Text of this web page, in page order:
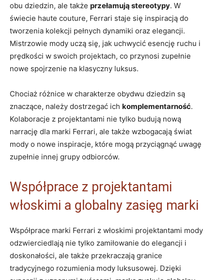
obu dziedzin,⁣ ale także​ przełamują stereotypy. W
⁤świecie haute couture, Ferrari‌ staje się inspiracją do
tworzenia kolekcji pełnych dynamiki oraz elegancji.‍
Mistrzowie mody uczą się, jak uchwycić esencję ruchu i
‌prędkości⁤ w swoich projektach, co przynosi zupełnie
nowe ‍spojrzenie na‍ klasyczny luksus.
Chociaż różnice ‌w charakterze ⁢obydwu dziedzin są
znaczące, należy dostrzegać ich komplementarność.⁤
Kolaboracje z projektantami nie tylko ​budują nową
narrację dla‍ marki⁤ Ferrari, ale także⁣ wzbogacają świat
mody o nowe inspiracje, które mogą⁤ przyciągnąć⁢ uwagę
zupełnie​ innej ​grupy odbiorców.
Współprace‌ z projektantami
włoskimi​ a‍ globalny zasięg marki
Współprace marki Ferrari z ‍włoskimi projektantami mody
odzwierciedlają ​nie ⁢tylko zamiłowanie⁢ do ⁢elegancji⁤ i
doskonałości, ale także przekraczają granice⁣
tradycyjnego rozumienia mody⁢ luksusowej.‌ Dzięki ​